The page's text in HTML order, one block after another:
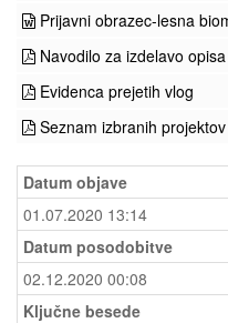
Prijavni obrazec-lesna
Navodilo za izdelavo
Evidenca prejetih vlog
Seznam izbranih projektov
Datum objave
01.07.2020 13:14
Datum posodobitve
02.12.2020 00:08
Ključne besede